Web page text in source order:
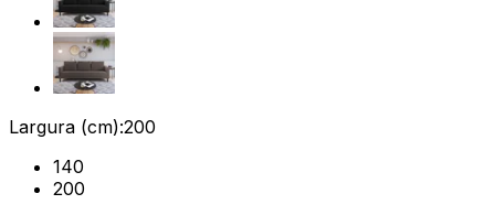
Largura (cm):200
140
200